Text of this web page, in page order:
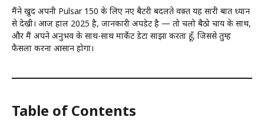
मैंने खुद अपनी Pulsar 150 के लिए नए बैटरी बदलते वक़्त यह सारी बातें ध्यान
से देखी। आज हाल 2025 है, जानकारी अपडेट है — तो चलो बैठो चाय के साथ,
और मैं अपने अनुभव के साथ-साथ मार्केट डेटा साझा करता हूँ, जिससे तुम्हें
फैसला करना आसान होगा।
Table of Contents